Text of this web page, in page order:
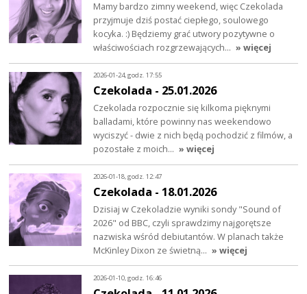
Mamy bardzo zimny weekend, więc Czekolada
przyjmuje dziś postać ciepłego, soulowego
kocyka. :) Będziemy grać utwory pozytywne o
właściwościach rozgrzewających… » więcej
2026-01-24, godz. 17:55
Czekolada - 25.01.2026
Czekolada rozpocznie się kilkoma pięknymi
balladami, które powinny nas weekendowo
wyciszyć - dwie z nich będą pochodzić z filmów, a
pozostałe z moich… » więcej
2026-01-18, godz. 12:47
Czekolada - 18.01.2026
Dzisiaj w Czekoladzie wyniki sondy "Sound of
2026" od BBC, czyli sprawdzimy najgorętsze
nazwiska wśród debiutantów. W planach także
McKinley Dixon ze świetną… » więcej
2026-01-10, godz. 16:46